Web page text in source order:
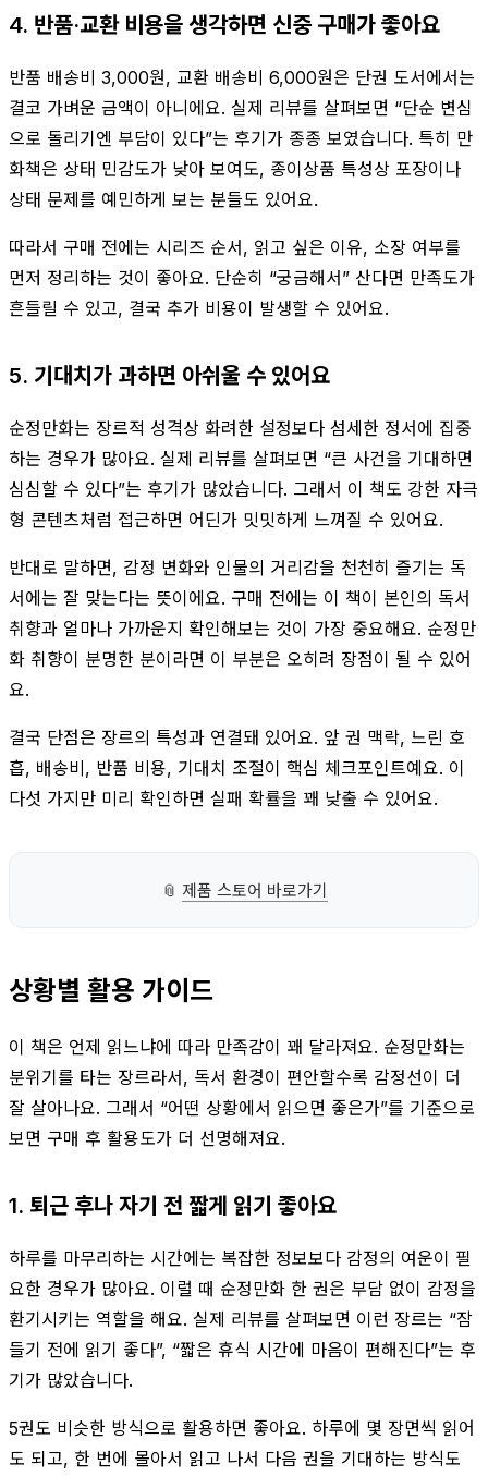
4. 반품·교환 비용을 생각하면 신중 구매가 좋아요
반품 배송비 3,000원, 교환 배송비 6,000원은 단권 도서에서는
결코 가벼운 금액이 아니에요. 실제 리뷰를 살펴보면 “단순 변심
으로 돌리기엔 부담이 있다”는 후기가 종종 보였습니다. 특히 만
화책은 상태 민감도가 낮아 보여도, 종이상품 특성상 포장이나
상태 문제를 예민하게 보는 분들도 있어요.
따라서 구매 전에는 시리즈 순서, 읽고 싶은 이유, 소장 여부를
먼저 정리하는 것이 좋아요. 단순히 “궁금해서” 산다면 만족도가
흔들릴 수 있고, 결국 추가 비용이 발생할 수 있어요.
5. 기대치가 과하면 아쉬울 수 있어요
순정만화는 장르적 성격상 화려한 설정보다 섬세한 정서에 집중
하는 경우가 많아요. 실제 리뷰를 살펴보면 “큰 사건을 기대하면
심심할 수 있다”는 후기가 많았습니다. 그래서 이 책도 강한 자극
형 콘텐츠처럼 접근하면 어딘가 밋밋하게 느껴질 수 있어요.
반대로 말하면, 감정 변화와 인물의 거리감을 천천히 즐기는 독
서에는 잘 맞는다는 뜻이에요. 구매 전에는 이 책이 본인의 독서
취향과 얼마나 가까운지 확인해보는 것이 가장 중요해요. 순정만
화 취향이 분명한 분이라면 이 부분은 오히려 장점이 될 수 있어
요.
결국 단점은 장르의 특성과 연결돼 있어요. 앞 권 맥락, 느린 호
흡, 배송비, 반품 비용, 기대치 조절이 핵심 체크포인트예요. 이
다섯 가지만 미리 확인하면 실패 확률을 꽤 낮출 수 있어요.
📎 제품 스토어 바로가기
상황별 활용 가이드
이 책은 언제 읽느냐에 따라 만족감이 꽤 달라져요. 순정만화는
분위기를 타는 장르라서, 독서 환경이 편안할수록 감정선이 더
잘 살아나요. 그래서 “어떤 상황에서 읽으면 좋은가”를 기준으로
보면 구매 후 활용도가 더 선명해져요.
1. 퇴근 후나 자기 전 짧게 읽기 좋아요
하루를 마무리하는 시간에는 복잡한 정보보다 감정의 여운이 필
요한 경우가 많아요. 이럴 때 순정만화 한 권은 부담 없이 감정을
환기시키는 역할을 해요. 실제 리뷰를 살펴보면 이런 장르는 “잠
들기 전에 읽기 좋다”, “짧은 휴식 시간에 마음이 편해진다”는 후
기가 많았습니다.
5권도 비슷한 방식으로 활용하면 좋아요. 하루에 몇 장면씩 읽어
도 되고, 한 번에 몰아서 읽고 나서 다음 권을 기대하는 방식도